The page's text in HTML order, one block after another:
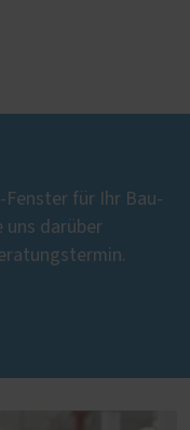
für Ihr Bau-
uns darüber